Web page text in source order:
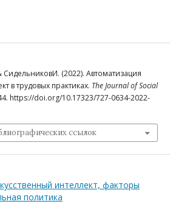
(2022). Автоматизация
в трудовых практиках. The Journal of Social
https://doi.org/10.17323/727-0634-2022-
ссылок
интеллект, факторы
политика